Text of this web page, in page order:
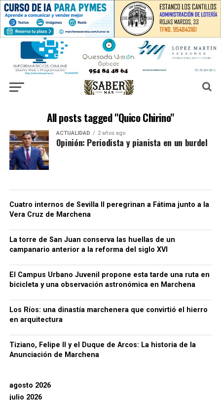
All posts tagged "Quico Chirino"
ACTUALIDAD 2 años ago
Opinión: Periodista y pianista en un burdel
Cuatro internos de Sevilla II peregrinan a Fátima junto a la
Vera Cruz de Marchena
La torre de San Juan conserva las huellas de un
campanario anterior a la reforma del siglo XVI
El Campus Urbano Juvenil propone esta tarde una ruta en
bicicleta y una observación astronómica en Marchena
Los Ríos: una dinastía marchenera que convirtió el hierro
en arquitectura
Tiziano, Felipe II y el Duque de Arcos: La historia de la
Anunciación de Marchena
agosto 2026
julio 2026